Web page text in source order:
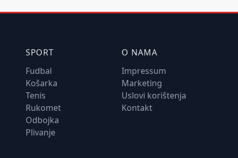
SPORT
Fudbal
Košarka
Tenis
Rukomet
Odbojka
Plivanje
O NAMA
Impressum
Marketing
Uslovi korištenja
Kontakt